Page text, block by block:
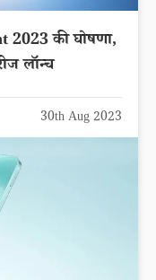
2023 की घोषणा,
लॉन्च
30th Aug 2023